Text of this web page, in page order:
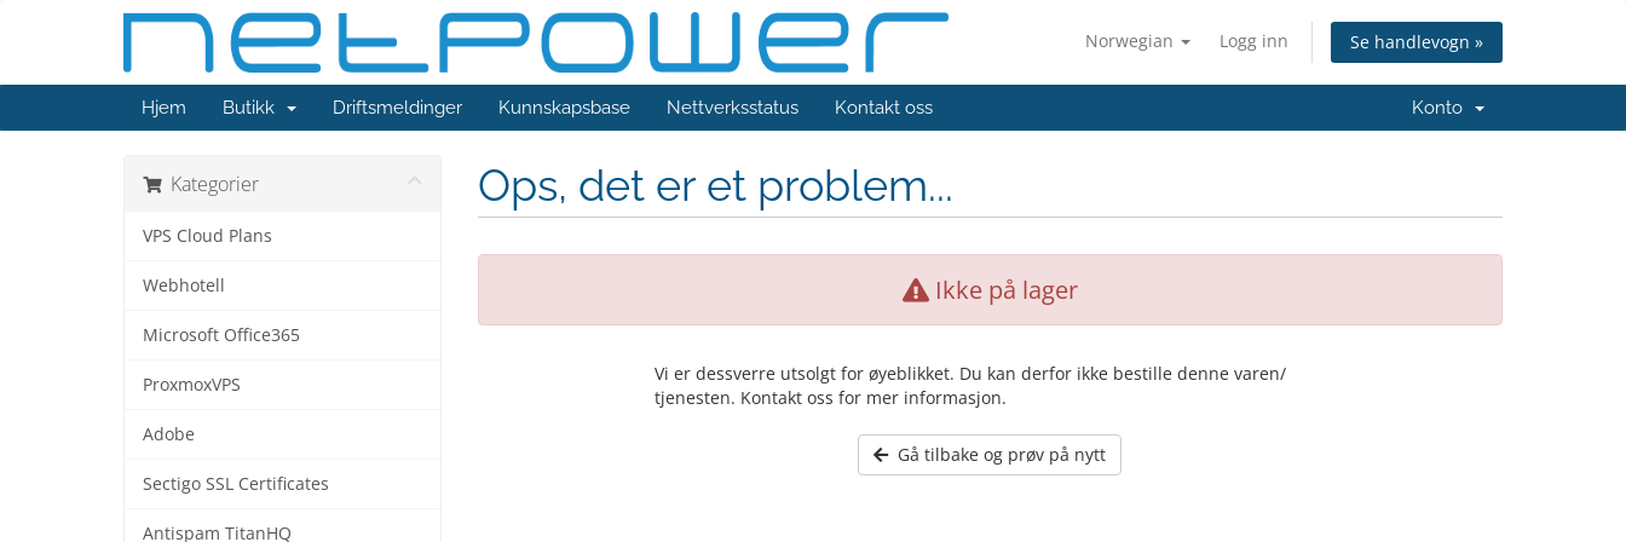
Norwegian Logg inn Se handlevogn »
Hjem Butikk Driftsmeldinger Kunnskapsbase Nettverksstatus Kontakt oss Konto
Kategorier
VPS Cloud Plans
Webhotell
Microsoft Office365
ProxmoxVPS
Adobe
Sectigo SSL Certificates
Antispam TitanHQ
Ops, det er et problem...
Ikke på lager
Vi er dessverre utsolgt for øyeblikket. Du kan derfor ikke bestille denne varen/
tjenesten. Kontakt oss for mer informasjon.
Gå tilbake og prøv på nytt